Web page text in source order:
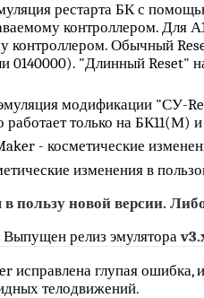
рестарта БК с
контроллером. Для
контроллером. Обычный
0140000). "Длинный Reset"
модификации "СУ-
работает только на БК11(М)
- косметические
изменения в
пользу новой версии.
релиз эмулятора
исправлена глупая ошибка,
телодвижений.